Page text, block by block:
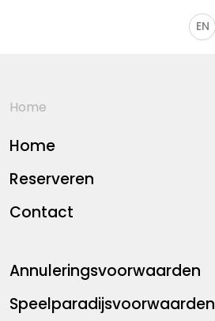
EN
Home
Home
Reserveren
Contact
Annuleringsvoorwaarden
Speelparadijsvoorwaarden